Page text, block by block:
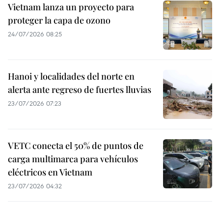
Vietnam lanza un proyecto para
proteger la capa de ozono
24/07/2026 08:25
Hanoi y localidades del norte en
alerta ante regreso de fuertes lluvias
23/07/2026 07:23
VETC conecta el 50% de puntos de
carga multimarca para vehículos
eléctricos en Vietnam
23/07/2026 04:32